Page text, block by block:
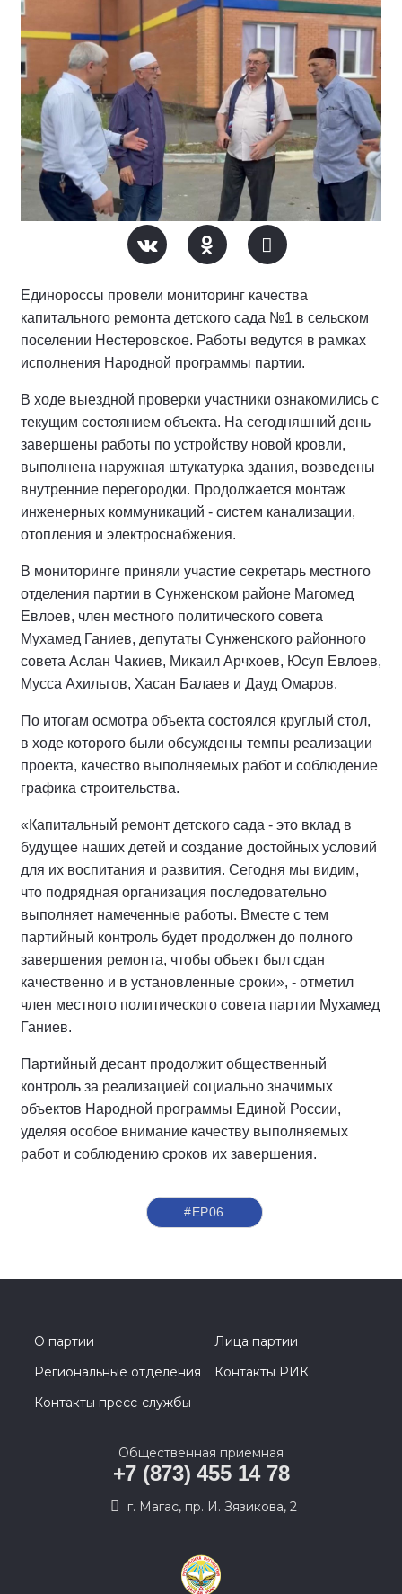
Единороссы провели мониторинг качества
капитального ремонта детского сада №1 в сельском
поселении Нестеровское. Работы ведутся в рамках
исполнения Народной программы партии.
В ходе выездной проверки участники ознакомились с
текущим состоянием объекта. На сегодняшний день
завершены работы по устройству новой кровли,
выполнена наружная штукатурка здания, возведены
внутренние перегородки. Продолжается монтаж
инженерных коммуникаций - систем канализации,
отопления и электроснабжения.
В мониторинге приняли участие секретарь местного
отделения партии в Сунженском районе Магомед
Евлоев, член местного политического совета
Мухамед Ганиев, депутаты Сунженского районного
совета Аслан Чакиев, Микаил Арчхоев, Юсуп Евлоев,
Мусса Ахильгов, Хасан Балаев и Дауд Омаров.
По итогам осмотра объекта состоялся круглый стол,
в ходе которого были обсуждены темпы реализации
проекта, качество выполняемых работ и соблюдение
графика строительства.
«Капитальный ремонт детского сада - это вклад в
будущее наших детей и создание достойных условий
для их воспитания и развития. Сегодня мы видим,
что подрядная организация последовательно
выполняет намеченные работы. Вместе с тем
партийный контроль будет продолжен до полного
завершения ремонта, чтобы объект был сдан
качественно и в установленные сроки», - отметил
член местного политического совета партии Мухамед
Ганиев.
Партийный десант продолжит общественный
контроль за реализацией социально значимых
объектов Народной программы Единой России,
уделяя особое внимание качеству выполняемых
работ и соблюдению сроков их завершения.
#ЕР06
О партии
Лица партии
Региональные отделения
Контакты РИК
Контакты пресс-службы
Общественная приемная
+7 (873) 455 14 78
г. Магас, пр. И. Зязикова, 2